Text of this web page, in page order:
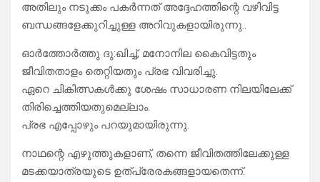
അതിലും നടുക്കം പകർന്നത് അദ്ദേഹത്തിന്റെ വഴിവിട്ട
ബന്ധങ്ങളേക്കുറിച്ചുള്ള അറിവുകളായിരുന്നു..
ഓർത്തോർത്തു ദു:ഖിച്ച്, മനോനില കൈവിട്ടതും
ജീവിതതാളം തെറ്റിയതും പ്രഭ വിവരിച്ചു.
ഏറെ ചികിത്സകൾക്കു ശേഷം സാധാരണ നിലയിലേക്ക്
തിരിച്ചെത്തിയതുമെല്ലാം.
പ്രഭ എപ്പോഴും പറയുമായിരുന്നു.
നാഥന്റെ എഴുത്തുകളാണ്, തന്നെ ജീവിതത്തിലേക്കുള്ള
മടക്കയാത്രയുടെ ഉത്പ്രേരകങ്ങളായതെന്ന്.